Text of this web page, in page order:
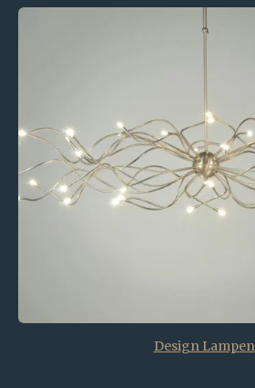
Design Lampen